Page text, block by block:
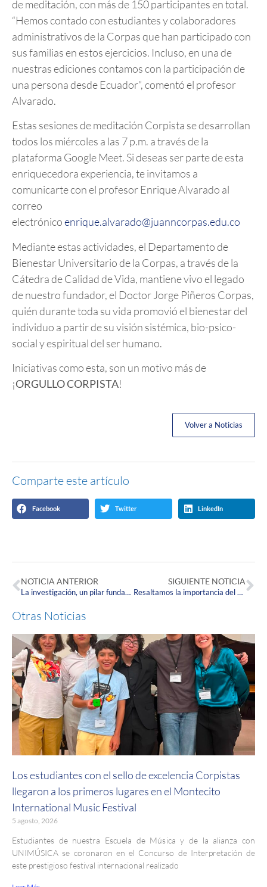
de meditación, con más de 150 participantes en total.
“Hemos contado con estudiantes y colaboradores
administrativos de la Corpas que han participado con
sus familias en estos ejercicios. Incluso, en una de
nuestras ediciones contamos con la participación de
una persona desde Ecuador”, comentó el profesor
Alvarado.
Estas sesiones de meditación Corpista se desarrollan
todos los miércoles a las 7 p.m. a través de la
plataforma Google Meet. Si deseas ser parte de esta
enriquecedora experiencia, te invitamos a
comunicarte con el profesor Enrique Alvarado al
correo
electrónicoenrique.alvarado@juanncorpas.edu.co
Mediante estas actividades, el Departamento de
Bienestar Universitario de la Corpas, a través de la
Cátedra de Calidad de Vida, mantiene vivo el legado
de nuestro fundador, el Doctor Jorge Piñeros Corpas,
quién durante toda su vida promovió el bienestar del
individuo a partir de su visión sistémica, bio-psico-
social y espiritual del ser humano.
Iniciativas como esta, son un motivo más de
¡ORGULLO CORPISTA!
Volver a Noticias
Comparte este artículo
Facebook Twitter LinkedIn
NOTICIA ANTERIOR
La investigación, un pilar fundamental en los procesos de formación académica en la Corpas
SIGUIENTE NOTICIA
Resaltamos la importancia del aprendizaje de un segundo idioma
Otras Noticias
Los estudiantes con el sello de excelencia Corpistas
llegaron a los primeros lugares en el Montecito
International Music Festival
5 agosto, 2026
Estudiantes de nuestra Escuela de Música y de la alianza con
UNIMÚSICA se coronaron en el Concurso de Interpretación de
este prestigioso festival internacional realizado